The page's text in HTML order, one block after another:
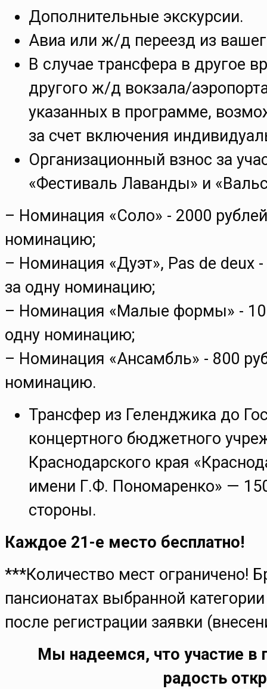
Дополнительные экскурсии.
Авиа или ж/д переезд из
В случае трансфера в другое
другого ж/д вокзала/
указанных в программе,
за счет включения
Организационный взнос за
«Фестиваль Лаванды» и
– Номинация «Соло» - 2000
номинацию;
– Номинация «Дуэт», Pas de deux
за одну номинацию;
– Номинация «Малые формы» -
одну номинацию;
– Номинация «Ансамбль» - 800
номинацию.
Трансфер из Геленджика до
концертного бюджетного
Краснодарского края
имени Г.Ф. Пономаренко» —
стороны.
Каждое 21-е место бесплатно!
***Количество мест ограничено!
пансионатах выбранной
после регистрации заявки
Мы надеемся, что участие в
радость